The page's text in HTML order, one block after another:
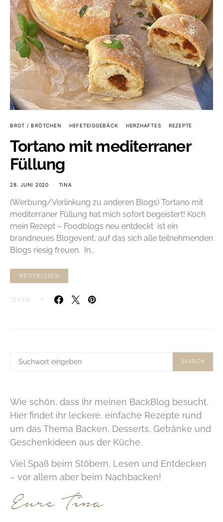
BROT / BRÖTCHEN HEFETEIGGEBÄCK HERZHAFTES REZEPTE
Tortano mit mediterraner
Füllung
28. JUNI 2020 TINA
(Werbung/Verlinkung zu anderen Blogs) Tortano mit
mediterraner Füllung hat mich sofort begeistert! Koch
mein Rezept – Foodblogs neu entdeckt ist ein
brandneues Blogevent, auf das sich alle teilnehmenden
Blogs riesig freuen. In…
WEITERLESEN
TEILEN
SUCHE
SEARCH
Wie schön, dass ihr meinen BackBlog besucht.
Hier findet ihr leckere, einfache Rezepte rund
um das Thema Backen, Desserts, Getränke und
Geschenkideen aus der Küche.
Viel Spaß beim Stöbern, Lesen und Entdecken
– vor allem aber beim Nachbacken!